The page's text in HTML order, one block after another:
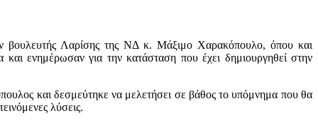
βουλευτής Λαρίσης της ΝΔ κ. Μάξιμο Χαρακόπουλο, όπου και
ενημέρωσαν για την κατάσταση που έχει δημιουργηθεί στην
και δεσμεύτηκε να μελετήσει σε βάθος το υπόμνημα που θα
λύσεις.